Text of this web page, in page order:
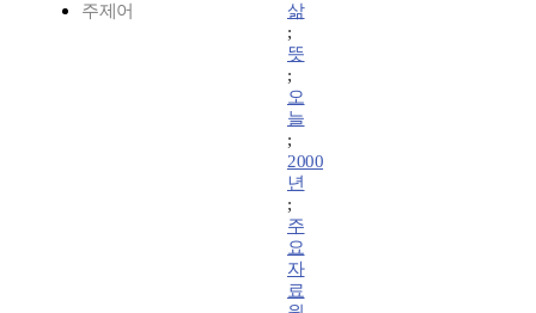
주제어
삶
;
뜻
;
오
늘
;
2000
년
;
주
요
자
료